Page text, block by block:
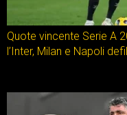
Quote vincente Serie A
l’Inter, Milan e Napoli